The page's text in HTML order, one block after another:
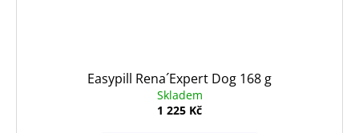
Easypill Rena´Expert Dog 168 g
Skladem
1 225 Kč